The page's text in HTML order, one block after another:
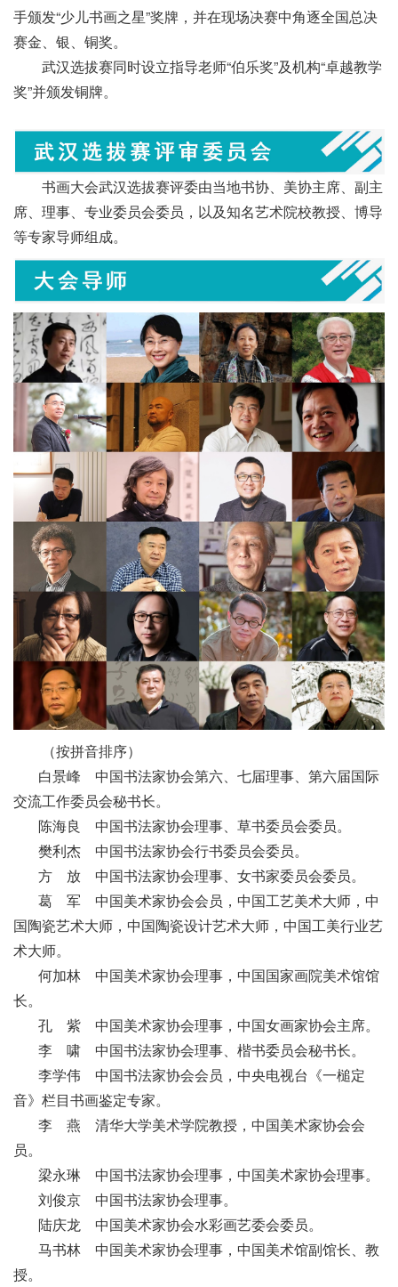
手颁发“少儿书画之星”奖牌，并在现场决赛中角逐全国总决
赛金、银、铜奖。
武汉选拔赛同时设立指导老师“伯乐奖”及机构“卓越教学
奖”并颁发铜牌。
书画大会武汉选拔赛评委由当地书协、美协主席、副主
席、理事、专业委员会委员，以及知名艺术院校教授、博导
等专家导师组成。
（按拼音排序）
白景峰 中国书法家协会第六、七届理事、第六届国际
交流工作委员会秘书长。
陈海良 中国书法家协会理事、草书委员会委员。
樊利杰 中国书法家协会行书委员会委员。
方 放 中国书法家协会理事、女书家委员会委员。
葛 军 中国美术家协会会员，中国工艺美术大师，中
国陶瓷艺术大师，中国陶瓷设计艺术大师，中国工美行业艺
术大师。
何加林 中国美术家协会理事，中国国家画院美术馆馆
长。
孔 紫 中国美术家协会理事，中国女画家协会主席。
李 啸 中国书法家协会理事、楷书委员会秘书长。
李学伟 中国书法家协会会员，中央电视台《一槌定
音》栏目书画鉴定专家。
李 燕 清华大学美术学院教授，中国美术家协会会
员。
梁永琳 中国书法家协会理事，中国美术家协会理事。
刘俊京 中国书法家协会理事。
陆庆龙 中国美术家协会水彩画艺委会委员。
马书林 中国美术家协会理事，中国美术馆副馆长、教
授。